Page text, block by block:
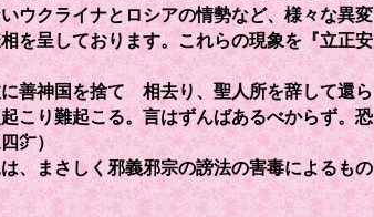
ウクライナとロシアの情勢など、様々な異変
を呈しております。これらの現象を『立正安
善神国を捨てゝ相去り、聖人所を辞して還ら
こり難起こる。言はずんばあるべからず。恐
㌻）
、まさしく邪義邪宗の謗法の害毒によるもの